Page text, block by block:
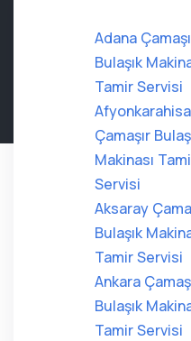
Adana
Bulaşık
Tamir Servisi
Çamaşır
Makinası
Servisi
Aksaray
Bulaşık
Tamir Servisi
Ankara
Bulaşık
Tamir Servisi